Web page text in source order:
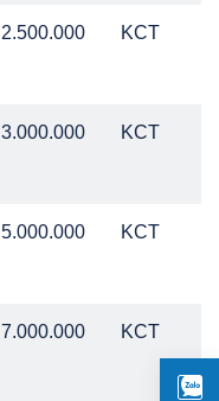
2.500.000 KCT
3.000.000 KCT
5.000.000 KCT
7.000.000 KCT